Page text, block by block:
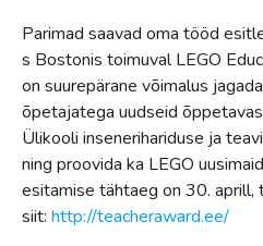
Parimad saavad oma tööd
s Bostonis toimuval LEGO
on suurepärane võimalus
õpetajatega uudseid
Ülikooli insenerihariduse ja
ning proovida ka LEGO
esitamise tähtaeg on 30. aprill,
siit: http://teacheraward.ee/